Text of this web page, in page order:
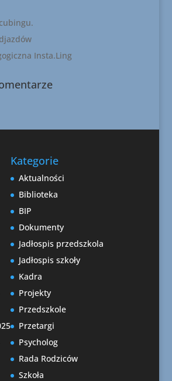
Insta.Ling
Kategorie
Aktualności
Biblioteka
BIP
Dokumenty
Jadłospis przedszkola
Jadłospis szkoły
Kadra
Projekty
Przedszkole
Przetargi
Psycholog
Rada Rodziców
Szkoła